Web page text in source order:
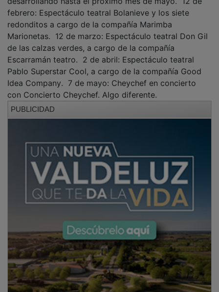
febrero: Espectáculo teatral Bolanieve y los siete
redonditos a cargo de la compañía Marimba
Marionetas. ­ 12 de marzo: Espectáculo teatral Don Gil
de las calzas verdes, a cargo de la compañía
Escarramán teatro. ­ 2 de abril: Espectáculo teatral
Pablo Superstar Cool, a cargo de la compañía Good
Idea Company. ­ 7 de mayo: Cheychef en concierto
con Concierto Cheychef. Algo diferente.